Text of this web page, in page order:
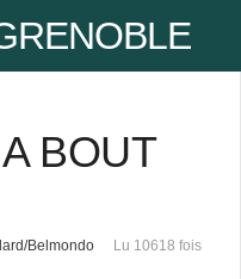
BOUT
Belmondo
Lu 10618 fois